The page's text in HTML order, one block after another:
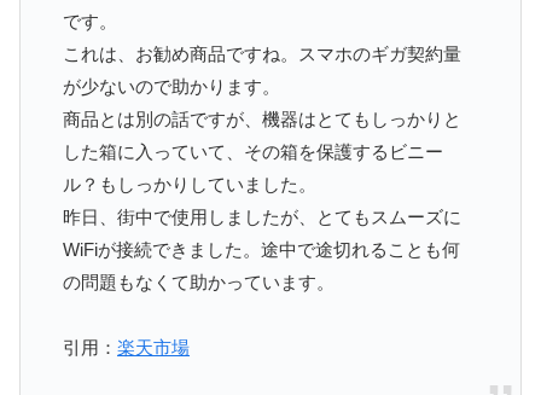
です。
これは、お勧め商品ですね。スマホのギガ契約量
が少ないので助かります。
商品とは別の話ですが、機器はとてもしっかりと
した箱に入っていて、その箱を保護するビニー
ル？もしっかりしていました。
昨日、街中で使用しましたが、とてもスムーズに
WiFiが接続できました。途中で途切れることも何
の問題もなくて助かっています。
引用：楽天市場